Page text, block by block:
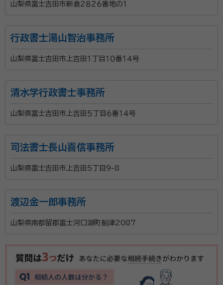
山梨県富士吉田市新倉２８２６番地の１
行政書士湯山智治事務所
山梨県富士吉田市上吉田１丁目１０番１４号
清水学行政書士事務所
山梨県富士吉田市上吉田５丁目６番１４号
司法書士長山喜信事務所
山梨県富士吉田市上吉田5丁目9-8
渡辺金一郎事務所
山梨県南都留郡富士河口湖町船津2087